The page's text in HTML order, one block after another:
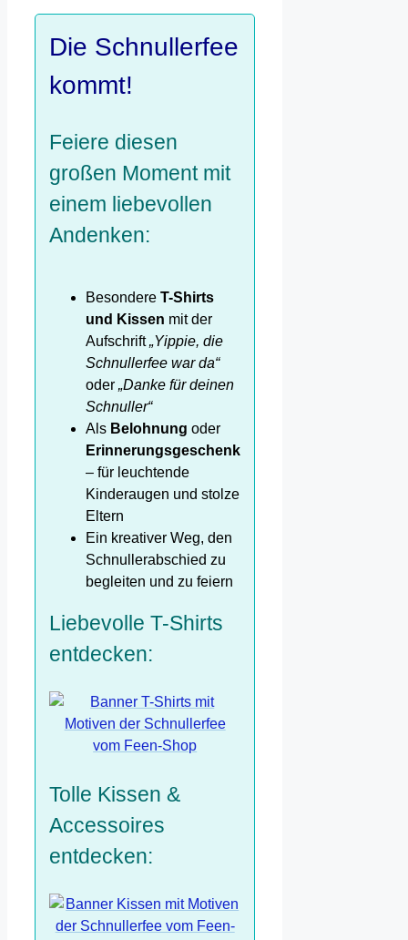
Die Schnullerfee
kommt!
Feiere diesen
großen Moment mit
einem liebevollen
Andenken:
Besondere T-Shirts
und Kissen mit der
Aufschrift„Yippie, die
Schnullerfee war da“
oder „Danke für deinen
Schnuller“
Als Belohnung oder
Erinnerungsgeschenk
– für leuchtende
Kinderaugen und stolze
Eltern
Ein kreativer Weg, den
Schnullerabschied zu
begleiten und zu feiern
Liebevolle T-Shirts
entdecken:
Tolle Kissen &
Accessoires
entdecken: